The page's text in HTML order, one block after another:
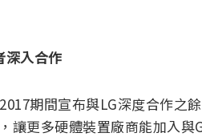
深入合作
期間宣布與LG深度合作之
讓更多硬體裝置廠商能加入